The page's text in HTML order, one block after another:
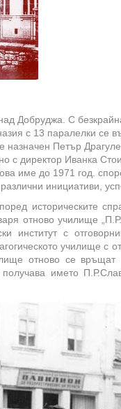
Добруджа. С
с 13 паралелки се
назначен Петър
с директор Иванка
име до 1971 год.
инициативи,
историческите
отново училище
институт с
училище с
отново се
името